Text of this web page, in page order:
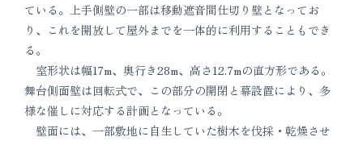
ている。上手側壁の一部は移動遮音間仕切り壁となってお
り、これを開放して屋外までを一体的に利用することもでき
る。
室形状は幅17m、奥行き28m、高さ12.7mの直方形である。
舞台側面壁は回転式で、この部分の開閉と幕設置により、多
様な催しに対応する計画となっている。
壁面には、一部敷地に自生していた樹木を伐採・乾燥させ